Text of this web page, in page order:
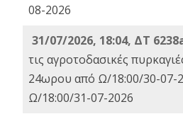
08-2026
31/07/2026, 18:04, ΔΤ
τις αγροτοδασικές
24ωρου από Ω/18:00/30-07-
Ω/18:00/31-07-2026